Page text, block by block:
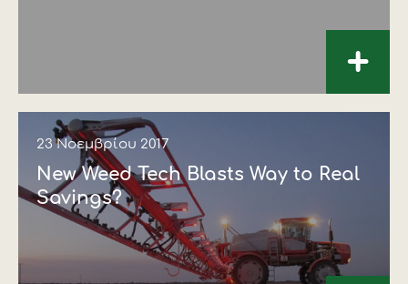
+
23 Νοεμβρίου 2017
New Weed Tech Blasts Way to Real
Savings?